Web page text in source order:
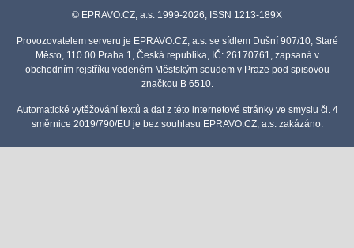
© EPRAVO.CZ, a.s. 1999-2026, ISSN 1213-189X
Provozovatelem serveru je EPRAVO.CZ, a.s. se sídlem Dušní 907/10, Staré
Město, 110 00 Praha 1, Česká republika, IČ: 26170761, zapsaná v
obchodním rejstříku vedeném Městským soudem v Praze pod spisovou
značkou B 6510.
Automatické vytěžování textů a dat z této internetové stránky ve smyslu čl. 4
směrnice 2019/790/EU je bez souhlasu EPRAVO.CZ, a.s. zakázáno.